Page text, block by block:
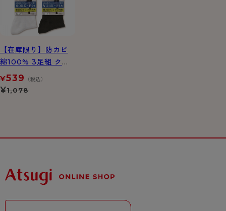
【在庫限り】防カビ
綿100% 3足組 クル
ー丈 リブソックス
¥539 （税込）
¥1,078